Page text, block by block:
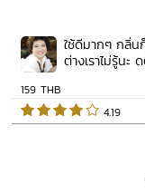
ใช้ดีมากๆ กลิ่น
ต่างเราไม่รู้นะ
159 THB
4.19